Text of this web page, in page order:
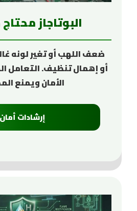
البوتاجاز
ضعف اللهب أو تغير لونه
أو إهمال تنظيف. التعامل
الأمان ويمنع
إرشادات أمان